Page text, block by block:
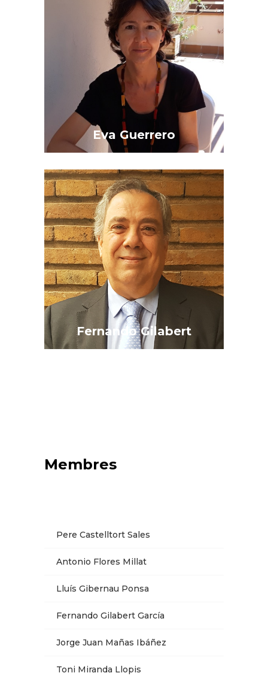
Eva Guerrero
Fernando Gilabert
Membres
Pere Castelltort Sales
Antonio Flores Millat
Lluís Gibernau Ponsa
Fernando Gilabert García
Jorge Juan Mañas Ibáñez
Toni Miranda Llopis